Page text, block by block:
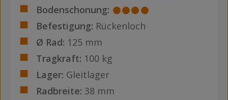
Bodenschonung:
Befestigung: Rückenloch
Ø Rad: 125 mm
Tragkraft: 100 kg
Lager: Gleitlager
Radbreite: 38 mm